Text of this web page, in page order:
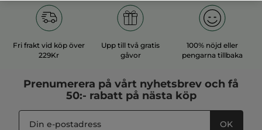
Fri frakt vid köp över
229Kr
Upp till två gratis
gåvor
100% nöjd eller
pengarna tillbaka
Prenumerera på vårt nyhetsbrev och få
50:- rabatt på nästa köp
OK